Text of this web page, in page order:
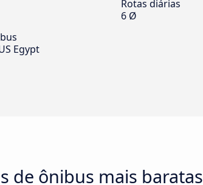
Rotas diárias
6 Ø
Egypt
de ônibus mais